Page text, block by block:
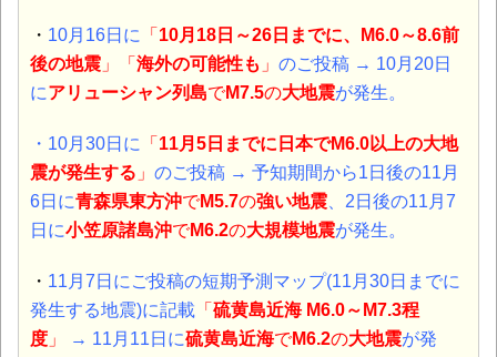
・ 10月16日に 「 10月18日～26日までに、M6.0～8.6前
後の地震 」「 海外の可能性も 」 のご投稿 → 10月20日
にアリューシャン列島でM7.5の大地震が発生。
・10月30日に 「 11月5日までに日本でM6.0以上の大地
震が発生する 」 のご投稿 → 予知期間から1日後の11月
6日に青森県東方沖でM5.7の強い地震 、2日後の11月7
日に小笠原諸島沖でM6.2の大規模地震が発生。
・ 11月7日にご投稿の短期予測マップ(11月30日までに
発生する地震)に記載 「 硫黄島近海 M6.0～M7.3程
度 」 → 11月11日に硫黄島近海でM6.2の大地震が発